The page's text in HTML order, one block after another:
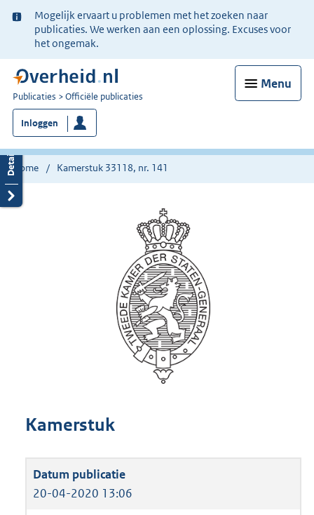
Ter
informatie:
Mogelijk ervaart u problemen met het zoeken naar
publicaties. We werken aan een oplossing. Excuses voor
het ongemak.
Menu
U
bent
nu
hier:
Publicaties Officiële publicaties
Inloggen
Home Kamerstuk 33118, nr. 141
Kamerstuk
20-04-2020 13:06